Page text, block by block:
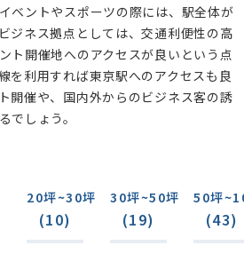
ベントやスポーツの際には、駅全体が
ジネス拠点としては、交通利便性の高
ト開催地へのアクセスが良いという点
を利用すれば東京駅へのアクセスも良
開催や、国内外からのビジネス客の誘
でしょう。
20坪~30坪
(10)
30坪~50坪
(19)
50坪
(43)